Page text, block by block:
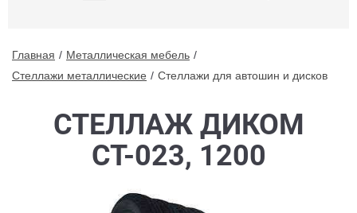
Главная
Металлическая мебель
Стеллажи металлические
Стеллажи для автошин и дисков
СТЕЛЛАЖ ДИКОМ
СТ-023, 1200